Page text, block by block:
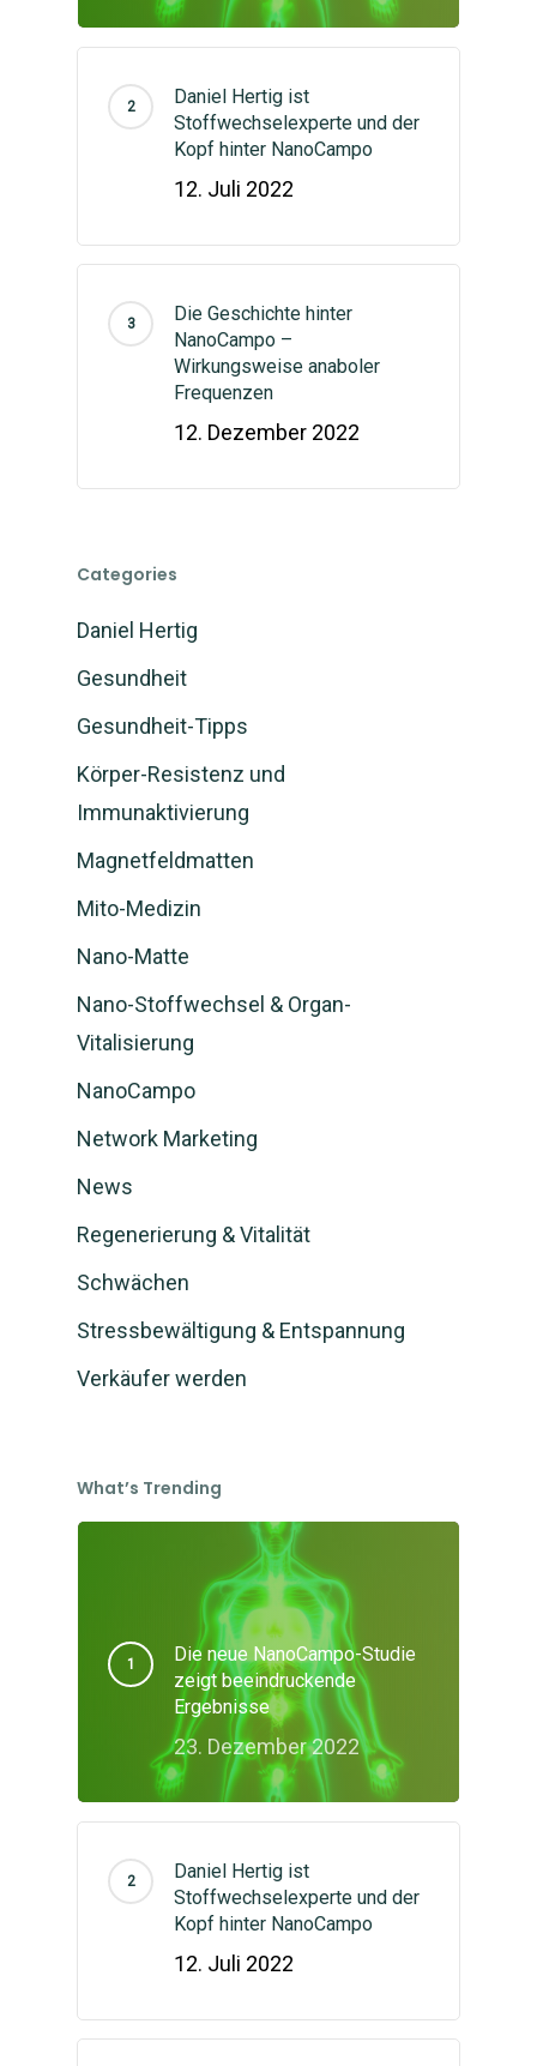
Daniel Hertig ist
Stoffwechselexperte und der
Kopf hinter NanoCampo
12. Juli 2022
Die Geschichte hinter
NanoCampo –
Wirkungsweise anaboler
Frequenzen
12. Dezember 2022
Categories
Daniel Hertig
Gesundheit
Gesundheit-Tipps
Körper-Resistenz und
Immunaktivierung
Magnetfeldmatten
Mito-Medizin
Nano-Matte
Nano-Stoffwechsel & Organ-
Vitalisierung
NanoCampo
Network Marketing
News
Regenerierung & Vitalität
Schwächen
Stressbewältigung & Entspannung
Verkäufer werden
What’s Trending
Die neue NanoCampo-Studie
zeigt beeindruckende
Ergebnisse
23. Dezember 2022
Daniel Hertig ist
Stoffwechselexperte und der
Kopf hinter NanoCampo
12. Juli 2022